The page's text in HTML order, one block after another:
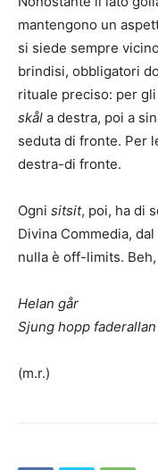
mantengono un
si siede sempre
brindisi, obbligatori
rituale preciso: per
skål a destra, poi a
seduta di fronte. Per
destra-di fronte.
Ogni sitsit, poi, ha di
Divina Commedia,
nulla è off-limits.
Helan går
Sjung hopp
(m.r.)